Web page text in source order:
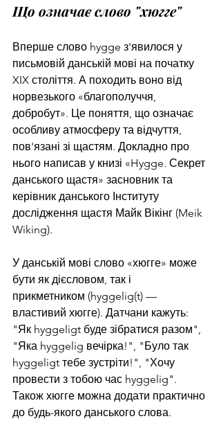
Що означає слово "хюгге"
Вперше слово hygge з'явилося у
письмовій данській мові на початку
XIX століття. А походить воно від
норвезького «благополуччя,
добробут». Це поняття, що означає
особливу атмосферу та відчуття,
пов'язані зі щастям. Докладно про
нього написав у книзі «Hygge. Секрет
данського щастя» засновник та
керівник данського Інституту
дослідження щастя Майк Вікінг (Meik
Wiking).
У данській мові слово «хюгге» може
бути як дієсловом, так і
прикметником (hyggelig(t) —
властивий хюгге). Датчани кажуть:
"Як hyggeligt буде зібратися разом",
"Яка hyggelig вечірка!", "Було так
hyggeligt тебе зустріти!", "Хочу
провести з тобою час hyggelig".
Також хюгге можна додати практично
до будь-якого данського слова.